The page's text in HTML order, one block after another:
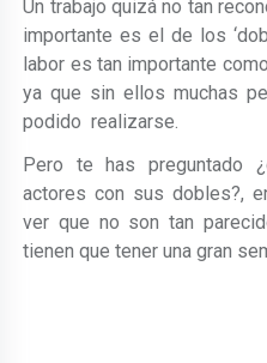
Un trabajo quizá no tan
importante es el de los
labor es tan importante
ya que sin ellos muchas
podido realizarse.
Pero te has preguntado
actores con sus dobles?,
ver que no son tan
tienen que tener una gran